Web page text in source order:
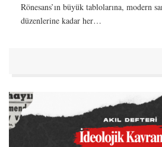
Rönesans’ın büyük tablolarına, modern
düzenlerine kadar her…